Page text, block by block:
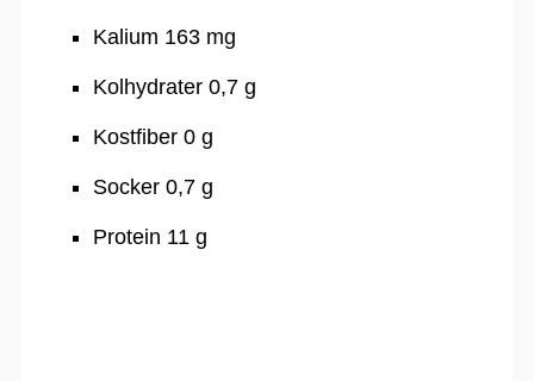
Kalium 163 mg
Kolhydrater 0,7 g
Kostfiber 0 g
Socker 0,7 g
Protein 11 g